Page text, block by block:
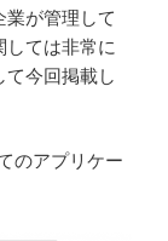
が管理して
しては非常に
今回掲載し
のアプリケー